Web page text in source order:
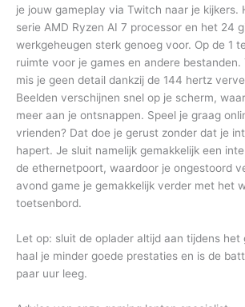
je jouw gameplay via Twitch naar je kijkers.
serie AMD Ryzen AI 7 processor en het 24
werkgeheugen sterk genoeg voor. Op de 1
ruimte voor je games en andere bestanden.
mis je geen detail dankzij de 144 hertz
Beelden verschijnen snel op je scherm,
meer aan je ontsnappen. Speel je graag
vrienden? Dat doe je gerust zonder dat je
hapert. Je sluit namelijk gemakkelijk een
de ethernetpoort, waardoor je ongestoord
avond game je gemakkelijk verder met het
toetsenbord.
Let op: sluit de oplader altijd aan tijdens het
haal je minder goede prestaties en is de
paar uur leeg.